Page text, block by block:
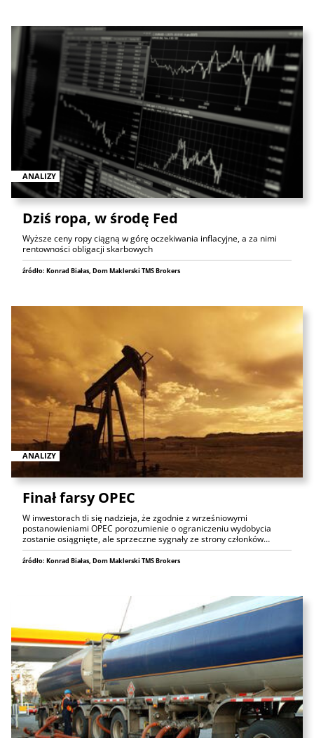
ANALIZY
Dziś ropa, w środę Fed
Wyższe ceny ropy ciągną w górę oczekiwania inflacyjne, a za nimi
rentowności obligacji skarbowych
źródło: Konrad Białas, Dom Maklerski TMS Brokers
ANALIZY
Finał farsy OPEC
W inwestorach tli się nadzieja, że zgodnie z wrześniowymi
postanowieniami OPEC porozumienie o ograniczeniu wydobycia
zostanie osiągnięte, ale sprzeczne sygnały ze strony członków…
źródło: Konrad Białas, Dom Maklerski TMS Brokers